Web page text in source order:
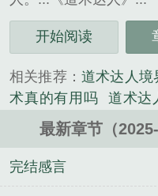
《道术达人》是虫梦精
开始阅读
相关推荐： 道术达人境
术真的有用吗
道术达
道术达人精校txt
道术达人女主
术达人鬼行孙
最新章节（
完结感言